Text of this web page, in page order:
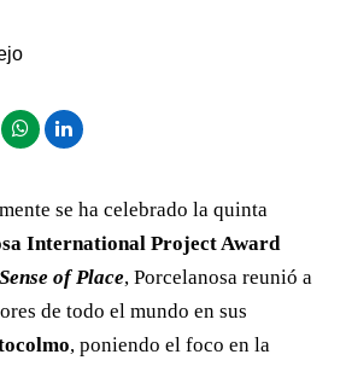
se ha celebrado la quinta
International Project Award
Sense of Place, Porcelanosa reunió a
de todo el mundo en sus
, poniendo el foco en la